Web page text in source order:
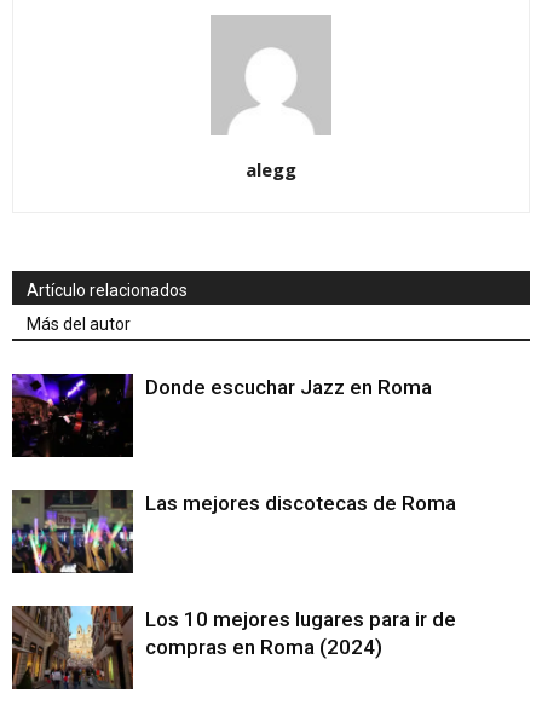
alegg
Artículo relacionados
Más del autor
Donde escuchar Jazz en Roma
Las mejores discotecas de Roma
Los 10 mejores lugares para ir de
compras en Roma (2024)